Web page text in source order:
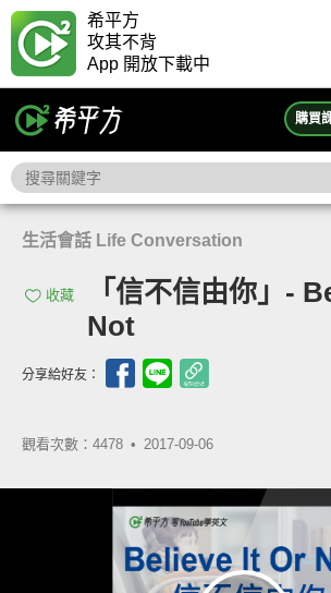
希平方
攻其不背
App 開放下載中
購買
生活會話 Life Conversation
收藏
「信不信由你」-
Not
分享給好友：
觀看次數：4478 • 2017-09-06